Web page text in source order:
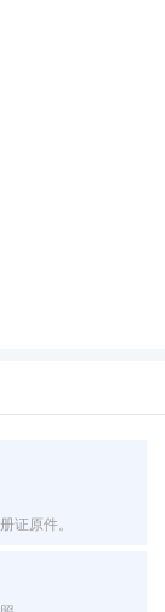
证原件。